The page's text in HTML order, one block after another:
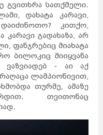
გვითხრა სათქმელი.
დახატა კარავი,
კითქო,
კარავი გადახაზა, არ
ფანჯრებიც მიახატა
ბილოკიც მიიყვანა
- აი აქ
ლამპიონივით,
თურმე, ამაზე
თვითონაც